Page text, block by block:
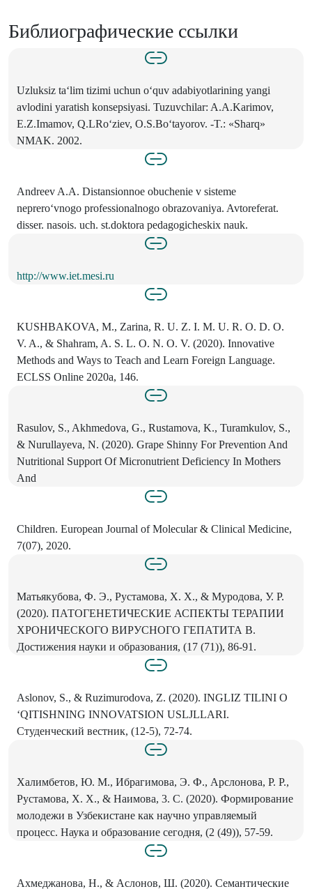
Библиографические ссылки
Uzluksiz ta‘lim tizimi uchun o‘quv adabiyotlarining yangi
avlodini yaratish konsepsiyasi. Tuzuvchilar: A.A.Karimov,
E.Z.Imamov, Q.LRo‘ziev, O.S.Bo‘tayorov. -T.: «Sharq»
NMAK. 2002.
Andreev A.A. Distansionnoe obuchenie v sisteme
neprero‘vnogo professionalnogo obrazovaniya. Avtoreferat.
disser. nasois. uch. st.doktora pedagogicheskix nauk.
http://www.iet.mesi.ru
KUSHBAKOVA, M., Zarina, R. U. Z. I. M. U. R. O. D. О.
V. A., & Shahram, A. S. L. O. N. О. V. (2020). Innovative
Methods and Ways to Teach and Learn Foreign Language.
ECLSS Online 2020a, 146.
Rasulov, S., Akhmedova, G., Rustamova, K., Turamkulov, S.,
& Nurullayeva, N. (2020). Grape Shinny For Prevention And
Nutritional Support Of Micronutrient Deficiency In Mothers
And
Children. European Journal of Molecular & Clinical Medicine,
7(07), 2020.
Матьякубова, Ф. Э., Рустамова, X. X., & Муродова, У. Р.
(2020). ПАТОГЕНЕТИЧЕСКИЕ АСПЕКТЫ ТЕРАПИИ
ХРОНИЧЕСКОГО ВИРУСНОГО ГЕПАТИТА В.
Достижения науки и образования, (17 (71)), 86-91.
Aslonov, S., & Ruzimurodova, Z. (2020). INGLIZ TILINI О
‘QITISHNING INNOVATSION USLJLLARI.
Студенческий вестник, (12-5), 72-74.
Халимбетов, Ю. М., Ибрагимова, Э. Ф., Арслонова, Р. Р.,
Рустамова, X. X., & Наимова, 3. С. (2020). Формирование
молодежи в Узбекистане как научно управляемый
процесс. Наука и образование сегодня, (2 (49)), 57-59.
Ахмеджанова, Н., & Аслонов, Ш. (2020). Семантические